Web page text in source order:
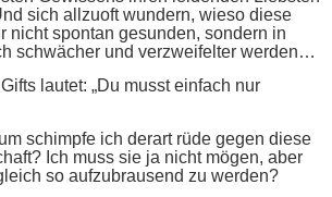
sich allzuoft wundern, wieso diese
nicht spontan gesunden, sondern in
schwächer und verzweifelter werden…
lautet: „Du musst einfach nur
schimpfe ich derart rüde gegen diese
Ich muss sie ja nicht mögen, aber
so aufzubrausend zu werden?